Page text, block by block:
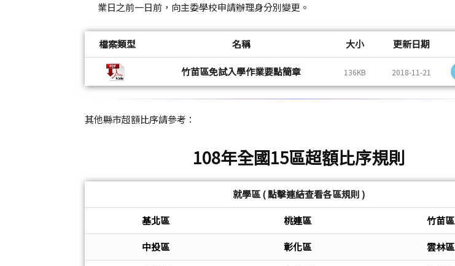
業日之前一日前，向主委學校申請辦理身分別變更。
檔案類型 名稱 大小 更新日期
竹苗區免試入學作業要點簡章 136KB 2018-11-21
其他縣市超額比序請參考：
108年全國15區超額比序規則
就學區 ( 點擊連結查看各區規則 )
基北區 桃連區 竹苗區
中投區 彰化區 雲林區